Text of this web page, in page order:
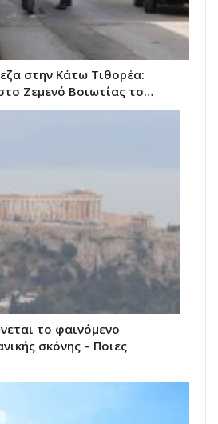
στην Κάτω Τιθορέα:
Ζεμενό Βοιωτίας το…
το φαινόμενο
σκόνης – Ποιες